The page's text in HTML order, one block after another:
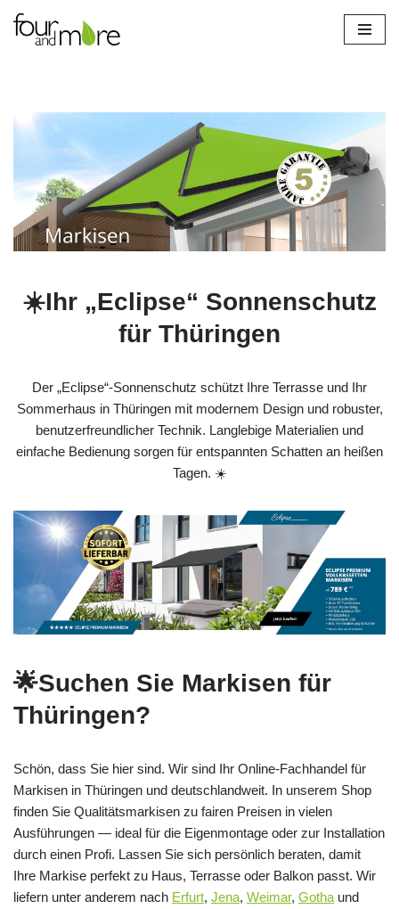
Zum
☀️Ihr „Eclipse“ Sonnenschutz
für Thüringen
Der „Eclipse“-Sonnenschutz schützt Ihre Terrasse und Ihr
Sommerhaus in Thüringen mit modernem Design und robuster,
benutzerfreundlicher Technik. Langlebige Materialien und
einfache Bedienung sorgen für entspannten Schatten an heißen
Tagen. ☀️
🌟Suchen Sie Markisen für
Thüringen?
Schön, dass Sie hier sind. Wir sind Ihr Online-Fachhandel für
Markisen in Thüringen und deutschlandweit. In unserem Shop
finden Sie Qualitätsmarkisen zu fairen Preisen in vielen
Ausführungen — ideal für die Eigenmontage oder zur Installation
durch einen Profi. Lassen Sie sich persönlich beraten, damit
Ihre Markise perfekt zu Haus, Terrasse oder Balkon passt. Wir
liefern unter anderem nach Erfurt, Jena, Weimar, Gotha und